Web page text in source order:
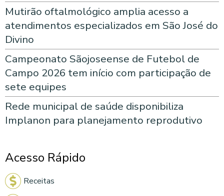
Mutirão oftalmológico amplia acesso a
atendimentos especializados em São José do
Divino
Campeonato Sãojoseense de Futebol de
Campo 2026 tem início com participação de
sete equipes
Rede municipal de saúde disponibiliza
Implanon para planejamento reprodutivo
Acesso Rápido
Receitas